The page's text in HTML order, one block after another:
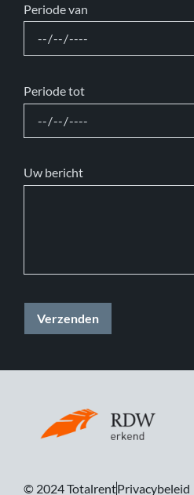
Periode van
Periode tot
Uw bericht
© 2024 TotalrentPrivacybeleid